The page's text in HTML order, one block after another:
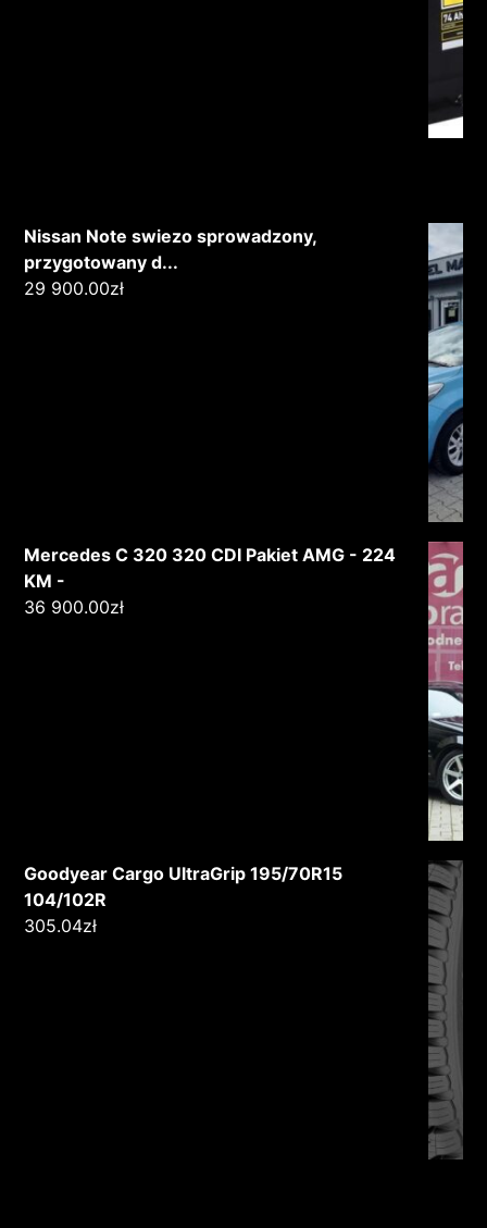
Nissan Note swiezo sprowadzony,
przygotowany d...
29 900.00zł
Mercedes C 320 320 CDI Pakiet AMG - 224
KM -
36 900.00zł
Goodyear Cargo UltraGrip 195/70R15
104/102R
305.04zł